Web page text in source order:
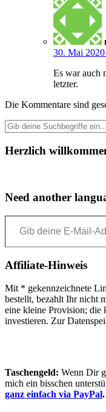
30. Mai
Es war auch
letzter.
Die Kommentare sind
Herzlich
Need another
Gib deine E-Mail-Adresse ein ...
Affiliate-Hinweis
Mit * gekennzeichnete
bestellt, bezahlt Ihr nicht
eine kleine Provision; die
investieren. Zur
Taschengeld: Wenn Dir
mich ein bisschen
ganz einfach via PayPal.